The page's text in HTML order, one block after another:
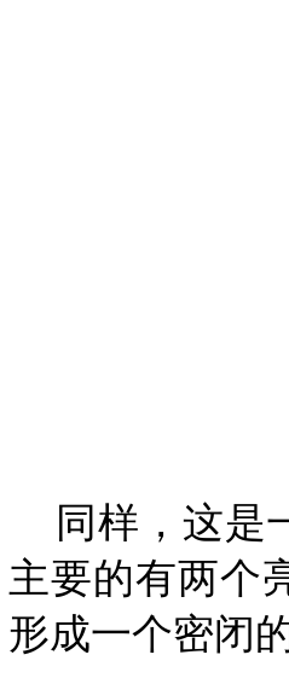
同样，这是
主要的有两个
形成一个密闭